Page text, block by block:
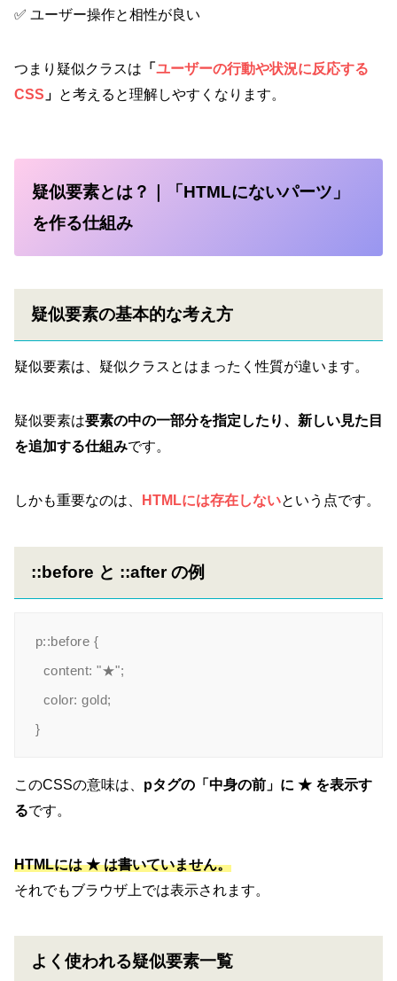
✅ ユーザー操作と相性が良い
つまり疑似クラスは 「 ユーザーの行動や状況に反応する
CSS 」 と考えると理解しやすくなります。
疑似要素とは？｜「HTMLにないパーツ」
を作る仕組み
疑似要素の基本的な考え方
疑似要素は、疑似クラスとはまったく性質が違います。
疑似要素は要素の中の一部分を指定したり、新しい見た目
を追加する仕組みです。
しかも重要なのは、 HTMLには存在しないという点です。
::before と ::after の例
p::before {
このCSSの意味は、 pタグの「中身の前」に ★ を表示す
るです。
HTMLには ★ は書いていません。
それでもブラウザ上では表示されます。
よく使われる疑似要素一覧